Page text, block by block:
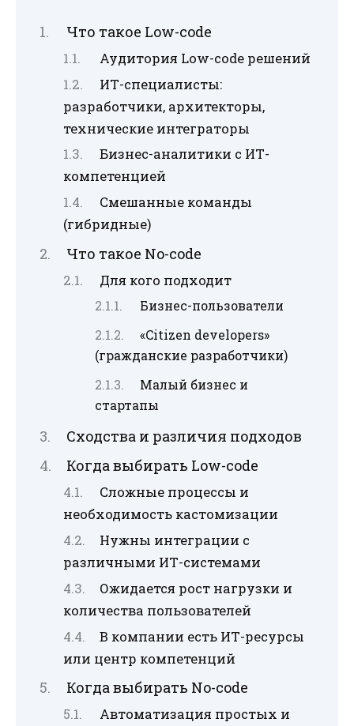
Что такое Low-code
Аудитория Low-code решений
ИТ-специалисты:
разработчики, архитекторы,
технические интеграторы
Бизнес-аналитики с ИТ-
компетенцией
Смешанные команды
(гибридные)
Что такое No-code
Для кого подходит
Бизнес-пользователи
«Citizen developers»
(гражданские разработчики)
Малый бизнес и
стартапы
Сходства и различия подходов
Когда выбирать Low-code
Сложные процессы и
необходимость кастомизации
Нужны интеграции с
различными ИТ-системами
Ожидается рост нагрузки и
количества пользователей
В компании есть ИТ-ресурсы
или центр компетенций
Когда выбирать No-code
Автоматизация простых и